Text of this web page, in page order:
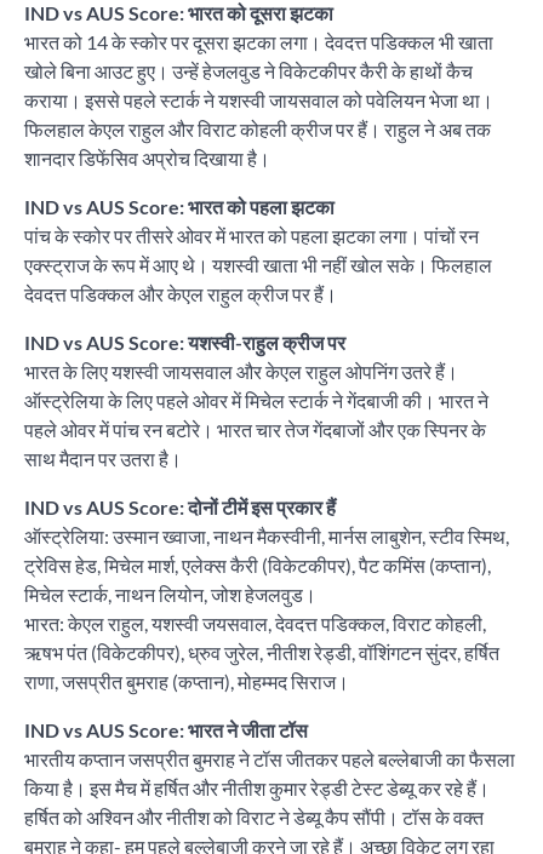
IND vs AUS Score: भारत को दूसरा झटका
भारत को 14 के स्कोर पर दूसरा झटका लगा। देवदत्त पडिक्कल भी खाता
खोले बिना आउट हुए। उन्हें हेजलवुड ने विकेटकीपर कैरी के हाथों कैच
कराया। इससे पहले स्टार्क ने यशस्वी जायसवाल को पवेलियन भेजा था।
फिलहाल केएल राहुल और विराट कोहली क्रीज पर हैं। राहुल ने अब तक
शानदार डिफेंसिव अप्रोच दिखाया है।
IND vs AUS Score: भारत को पहला झटका
पांच के स्कोर पर तीसरे ओवर में भारत को पहला झटका लगा। पांचों रन
एक्स्ट्राज के रूप में आए थे। यशस्वी खाता भी नहीं खोल सके। फिलहाल
देवदत्त पडिक्कल और केएल राहुल क्रीज पर हैं।
IND vs AUS Score: यशस्वी-राहुल क्रीज पर
भारत के लिए यशस्वी जायसवाल और केएल राहुल ओपनिंग उतरे हैं।
ऑस्ट्रेलिया के लिए पहले ओवर में मिचेल स्टार्क ने गेंदबाजी की। भारत ने
पहले ओवर में पांच रन बटोरे। भारत चार तेज गेंदबाजों और एक स्पिनर के
साथ मैदान पर उतरा है।
IND vs AUS Score: दोनों टीमें इस प्रकार हैं
ऑस्ट्रेलिया: उस्मान ख्वाजा, नाथन मैकस्वीनी, मार्नस लाबुशेन, स्टीव स्मिथ,
ट्रेविस हेड, मिचेल मार्श, एलेक्स कैरी (विकेटकीपर), पैट कमिंस (कप्तान),
मिचेल स्टार्क, नाथन लियोन, जोश हेजलवुड।
भारत: केएल राहुल, यशस्वी जयसवाल, देवदत्त पडिक्कल, विराट कोहली,
ऋषभ पंत (विकेटकीपर), ध्रुव जुरेल, नीतीश रेड्डी, वॉशिंगटन सुंदर, हर्षित
राणा, जसप्रीत बुमराह (कप्तान), मोहम्मद सिराज।
IND vs AUS Score: भारत ने जीता टॉस
भारतीय कप्तान जसप्रीत बुमराह ने टॉस जीतकर पहले बल्लेबाजी का फैसला
किया है। इस मैच में हर्षित और नीतीश कुमार रेड्डी टेस्ट डेब्यू कर रहे हैं।
हर्षित को अश्विन और नीतीश को विराट ने डेब्यू कैप सौंपी। टॉस के वक्त
बुमराह ने कहा- हम पहले बल्लेबाजी करने जा रहे हैं। अच्छा विकेट लग रहा